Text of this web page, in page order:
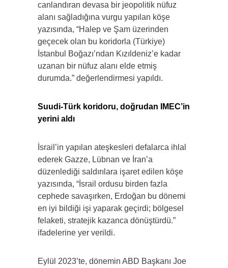
canlandıran devasa bir jeopolitik nüfuz
alanı sağladığına vurgu yapılan köşe
yazısında, “Halep ve Şam üzerinden
geçecek olan bu koridorla (Türkiye)
İstanbul Boğazı’ndan Kızıldeniz’e kadar
uzanan bir nüfuz alanı elde etmiş
durumda.” değerlendirmesi yapıldı.
Suudi-Türk koridoru, doğrudan IMEC’in
yerini aldı
İsrail’in yapılan ateşkesleri defalarca ihlal
ederek Gazze, Lübnan ve İran’a
düzenlediği saldırılara işaret edilen köşe
yazısında, “İsrail ordusu birden fazla
cephede savaşırken, Erdoğan bu dönemi
en iyi bildiği işi yaparak geçirdi; bölgesel
felaketi, stratejik kazanca dönüştürdü.”
ifadelerine yer verildi.
Eylül 2023’te, dönemin ABD Başkanı Joe